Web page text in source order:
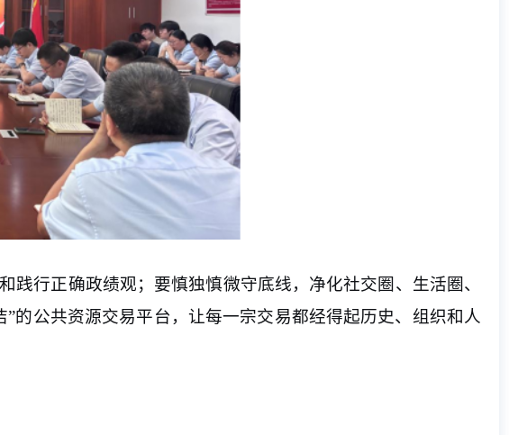
行正确政绩观；要慎独慎微守底线，净化社交圈、生活圈、
”的公共资源交易平台，让每一宗交易都经得起历史、组织和人